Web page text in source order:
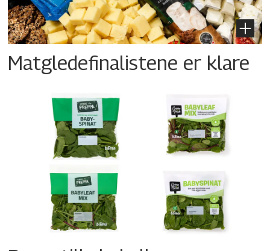
Matgledefinalistene er klare